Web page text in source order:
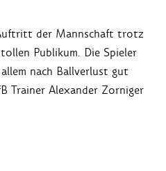
der Mannschaft trotz
Publikum. Die Spieler
nach Ballverlust gut
Trainer Alexander Zorniger